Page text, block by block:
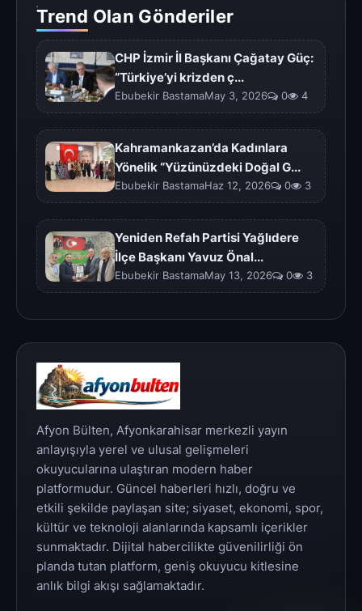
Trend Olan Gönderiler
CHP İzmir İl Başkanı Çağatay Güç:
“Türkiye’yi krizden ç...
Ebubekir BastamaMay 3, 2026 0 4
Kahramankazan’da Kadınlara
Yönelik “Yüzünüzdeki Doğal G...
Ebubekir BastamaHaz 12, 2026 0 3
Yeniden Refah Partisi Yağlıdere
İlçe Başkanı Yavuz Önal...
Ebubekir BastamaMay 13, 2026 0 3
Afyon Bülten, Afyonkarahisar merkezli yayın
anlayışıyla yerel ve ulusal gelişmeleri
okuyucularına ulaştıran modern haber
platformudur. Güncel haberleri hızlı, doğru ve
etkili şekilde paylaşan site; siyaset, ekonomi, spor,
kültür ve teknoloji alanlarında kapsamlı içerikler
sunmaktadır. Dijital habercilikte güvenilirliği ön
planda tutan platform, geniş okuyucu kitlesine
anlık bilgi akışı sağlamaktadır.